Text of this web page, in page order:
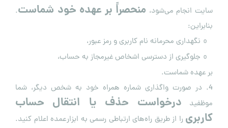
سایت انجام می‌شود، منحصراً بر عهده خود شماست.
بنابراین:
نگهداری محرمانه نام کاربری و رمز عبور،
جلوگیری از دسترسی اشخاص غیرمجاز به حساب،
بر عهده شماست.
4. در صورت واگذاری شماره همراه خود به شخص دیگر، شما
موظفید درخواست حذف یا انتقال حساب
کاربری را از طریق راه‌های ارتباطی رسمی به ابزارعمده اعلام کنید.